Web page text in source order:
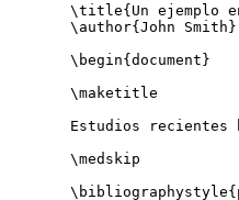
\title{Un ejemplo
\author{John Smith}
\begin{ document }
\maketitle
Estudios recientes
\medskip
\bibliographystyle